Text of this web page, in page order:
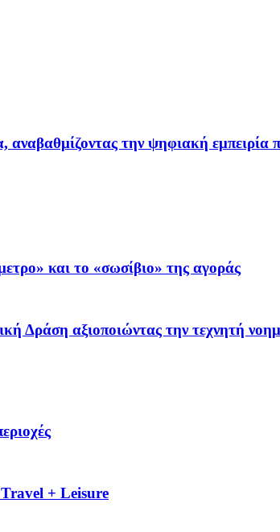
την ψηφιακή εμπειρία
και το «σωσίβιο» της αγοράς
Δράση αξιοποιώντας την τεχνητή
+ Leisure